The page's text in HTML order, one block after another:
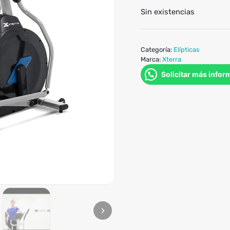
›
Sin existencias
Categoría: Elípticas
Marca: Xterra
Solicitar más